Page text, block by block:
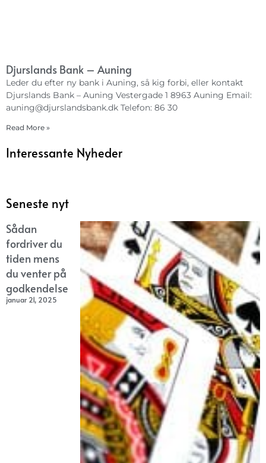
Djurslands Bank – Auning
Leder du efter ny bank i Auning, så kig forbi, eller kontakt
Djurslands Bank – Auning Vestergade 1 8963 Auning Email:
auning@djurslandsbank.dk Telefon: 86 30
Read More »
Interessante Nyheder
Seneste nyt
Sådan
fordriver du
tiden mens
du venter på
godkendelse
januar 21, 2025